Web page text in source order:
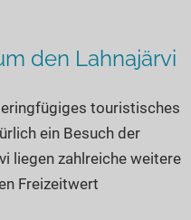
den Lahnajärvi
touristisches
ein Besuch der
liegen zahlreiche weitere
Freizeitwert